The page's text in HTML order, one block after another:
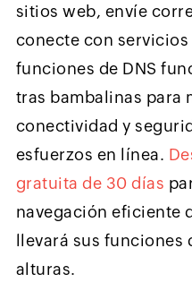
sitios web, envíe
conecte con servicios
funciones de DNS
tras bambalinas para
conectividad y
esfuerzos en línea.
gratuita de 30 días
navegación eficiente
llevará sus funciones
alturas.